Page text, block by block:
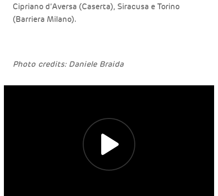
Cipriano d’Aversa (Caserta), Siracusa e Torino
(Barriera Milano).
Photo credits: Daniele Braida